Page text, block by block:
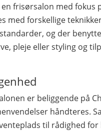
frisørsalon med fokus
med forskellige
og der
pleje eller styling og
er beliggende på
håndteres.
til rådighed